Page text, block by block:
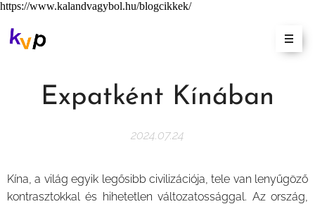
https://www.kalandvagybol.hu/blogcikkek/
Expatként Kínában
2024.07.24
Kína, a világ egyik legősibb civilizációja, tele van lenyűgöző
kontrasztokkal és hihetetlen változatossággal. Az ország,